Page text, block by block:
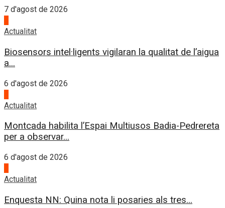
7 d'agost de 2026
Actualitat
Biosensors intel·ligents vigilaran la qualitat de l’aigua
a...
6 d'agost de 2026
Actualitat
Montcada habilita l’Espai Multiusos Badia-Pedrereta
per a observar...
6 d'agost de 2026
Actualitat
Enquesta NN: Quina nota li posaries als tres...